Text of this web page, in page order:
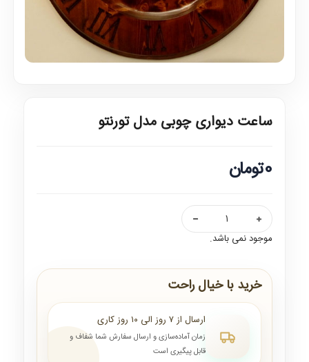
ساعت دیواری چوبی مدل تورنتو
0تومان
موجود نمی باشد.
خرید با خیال راحت
ارسال از ۷ روز الی ۱۰ روز کاری
زمان آماده‌سازی و ارسال سفارش شما شفاف و
قابل پیگیری است